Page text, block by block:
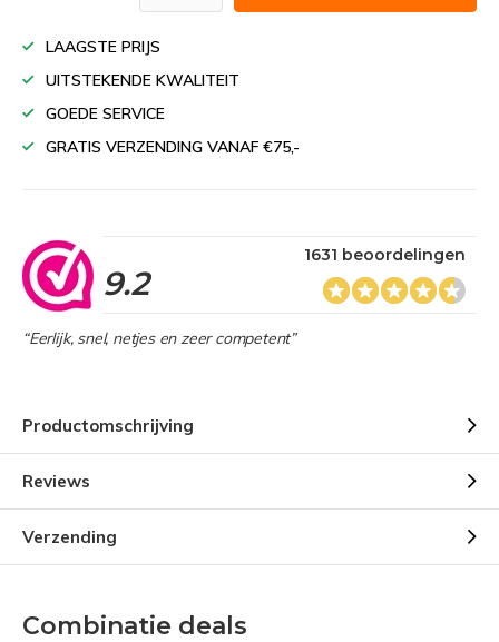
LAAGSTE PRIJS
UITSTEKENDE KWALITEIT
GOEDE SERVICE
GRATIS VERZENDING VANAF €75,-
9.2
1631 beoordelingen
“Eerlijk, snel, netjes en zeer competent”
Productomschrijving
Reviews
Verzending
Combinatie deals